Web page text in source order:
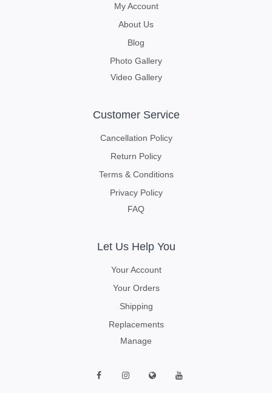
My Account
About Us
Blog
Photo Gallery
Video Gallery
Customer Service
Cancellation Policy
Return Policy
Terms & Conditions
Privacy Policy
FAQ
Let Us Help You
Your Account
Your Orders
Shipping
Replacements
Manage